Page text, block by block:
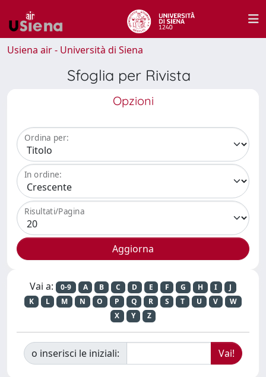
Usiena air - Università di Siena
Sfoglia per Rivista
Opzioni
Ordina per:
In ordine:
Risultati/Pagina
Vai a: 0-9 A B C D E F G H I
J
K
L M N O P Q R S T U V
W
X
Y Z
o inserisci le iniziali: